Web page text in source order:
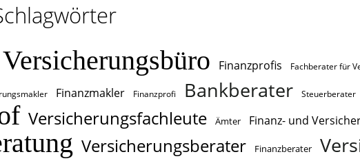
Versicherungsbüro Finanzprofis Fachberater für
Finanzmakler Finanzprofi Bankberater Steuerberater
Versicherungsfachleute Ämter Finanz- und
Versicherungsberater Finanzberater